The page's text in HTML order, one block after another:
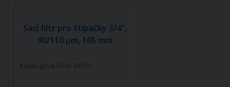
Sací filtr pro štípačky 3/4",
90/110 µm, 165 mm
Katalogové číslo: 03239